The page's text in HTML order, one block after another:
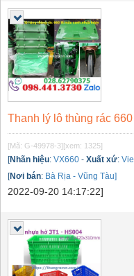
Thanh lý lô thùng rác
[Mã: G-49978-3][xem: 1325]
[Nhãn hiệu: VX660 - Xuất xứ:
[Nơi bán: Bà Rịa - Vũng Tàu]
2022-09-20 14:17:22]